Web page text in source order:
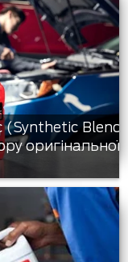
(Synthetic Blend
оригінальної